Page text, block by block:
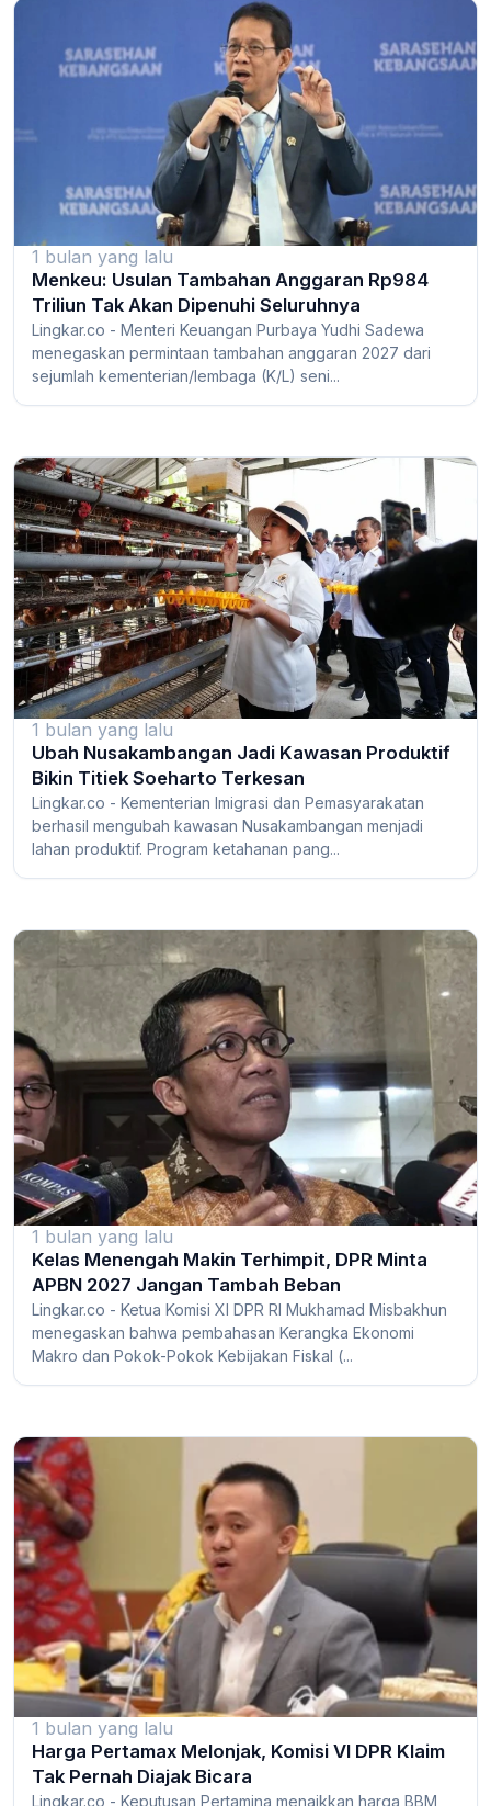
1 bulan yang lalu
Menkeu: Usulan Tambahan Anggaran Rp984
Triliun Tak Akan Dipenuhi Seluruhnya
Lingkar.co - Menteri Keuangan Purbaya Yudhi Sadewa
menegaskan permintaan tambahan anggaran 2027 dari
sejumlah kementerian/lembaga (K/L) seni...
1 bulan yang lalu
Ubah Nusakambangan Jadi Kawasan Produktif
Bikin Titiek Soeharto Terkesan
Lingkar.co - Kementerian Imigrasi dan Pemasyarakatan
berhasil mengubah kawasan Nusakambangan menjadi
lahan produktif. Program ketahanan pang...
1 bulan yang lalu
Kelas Menengah Makin Terhimpit, DPR Minta
APBN 2027 Jangan Tambah Beban
Lingkar.co - Ketua Komisi XI DPR RI Mukhamad Misbakhun
menegaskan bahwa pembahasan Kerangka Ekonomi
Makro dan Pokok-Pokok Kebijakan Fiskal (...
1 bulan yang lalu
Harga Pertamax Melonjak, Komisi VI DPR Klaim
Tak Pernah Diajak Bicara
Lingkar.co - Keputusan Pertamina menaikkan harga BBM